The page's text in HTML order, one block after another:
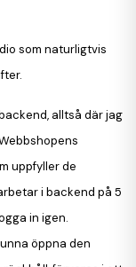
som naturligtvis
alltså där jag
uppfyller de
i backend på 5
in igen.
öppna den